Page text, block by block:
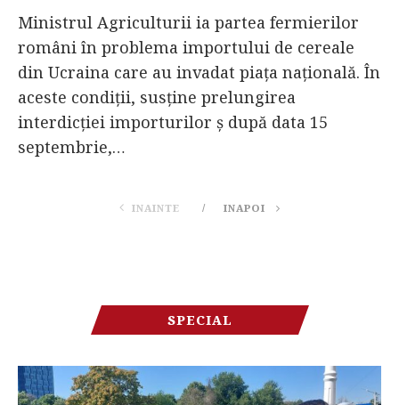
Ministrul Agriculturii ia partea fermierilor
români în problema importului de cereale
din Ucraina care au invadat piața națională. În
aceste condiții, susține prelungirea
interdicției importurilor ș după data 15
septembrie,…
INAINTE INAPOI
SPECIAL